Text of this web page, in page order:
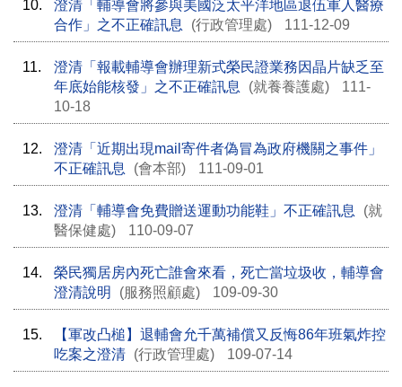
10.
澄清「輔導會將參與美國泛太平洋地區退伍軍人醫療
合作」之不正確訊息
(行政管理處) 111-12-09
11.
澄清「報載輔導會辦理新式榮民證業務因晶片缺乏至
年底始能核發」之不正確訊息
(就養養護處)
111-
10-18
12.
澄清「近期出現mail寄件者偽冒為政府機關之事件」
不正確訊息
(會本部) 111-09-01
13. 澄清「輔導會免費贈送運動功能鞋」不正確訊息
(就
醫保健處)
110-09-07
14.
榮民獨居房內死亡誰會來看，死亡當垃圾收，輔導會
澄清說明
(服務照顧處) 109-09-30
15.
【軍改凸槌】退輔會允千萬補償又反悔86年班氣炸控
吃案之澄清 (行政管理處) 109-07-14